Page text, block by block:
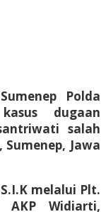
Polda
dugaan
salah
Jawa
melalui Plt.
AKP Widiarti,